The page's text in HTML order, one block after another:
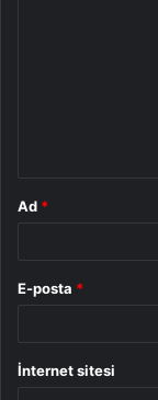
Ad *
E-posta *
İnternet sitesi